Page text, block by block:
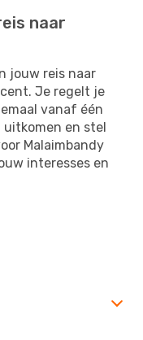
naar
jouw reis naar
Je regelt je
vanaf één
uitkomen en stel
Malaimbandy
interesses en